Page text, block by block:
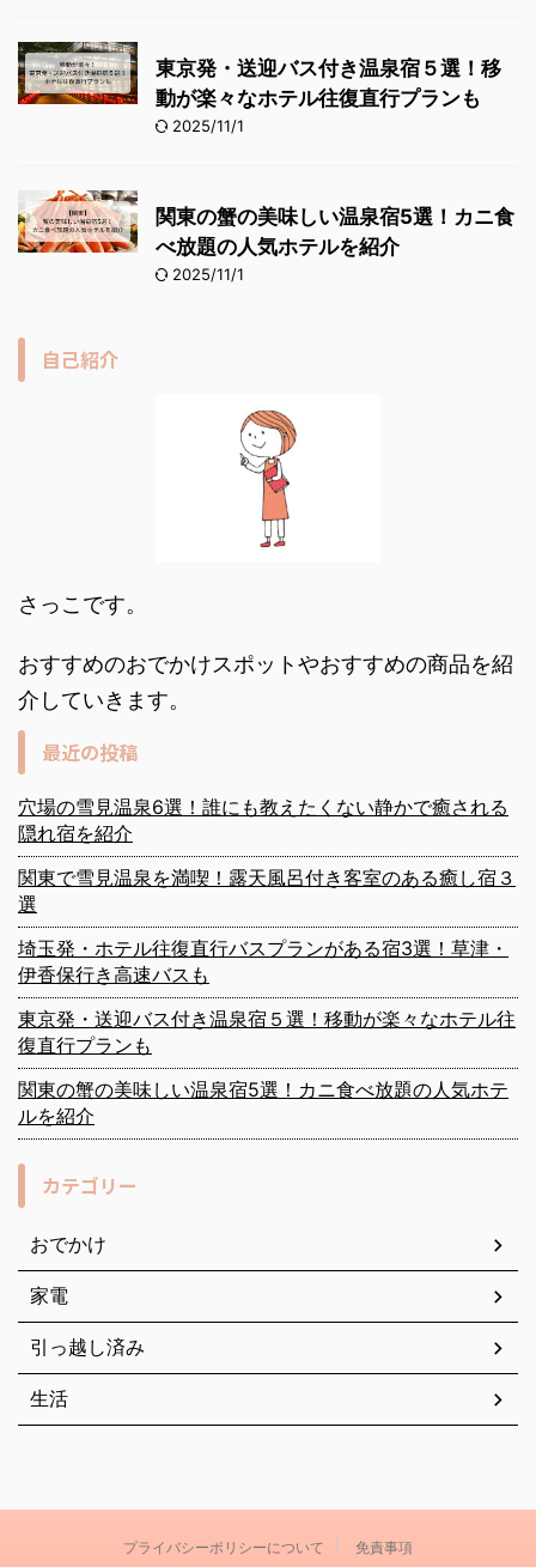
東京発・送迎バス付き温泉宿５選！移
動が楽々なホテル往復直行プランも
2025/11/1
関東の蟹の美味しい温泉宿5選！カニ食
べ放題の人気ホテルを紹介
2025/11/1
自己紹介
さっこです。
おすすめのおでかけスポットやおすすめの商品を紹
介していきます。
最近の投稿
穴場の雪見温泉6選！誰にも教えたくない静かで癒される
隠れ宿を紹介
関東で雪見温泉を満喫！露天風呂付き客室のある癒し宿３
選
埼玉発・ホテル往復直行バスプランがある宿3選！草津・
伊香保行き高速バスも
東京発・送迎バス付き温泉宿５選！移動が楽々なホテル往
復直行プランも
関東の蟹の美味しい温泉宿5選！カニ食べ放題の人気ホテ
ルを紹介
カテゴリー
おでかけ
家電
引っ越し済み
生活
プライバシーポリシーについて 免責事項